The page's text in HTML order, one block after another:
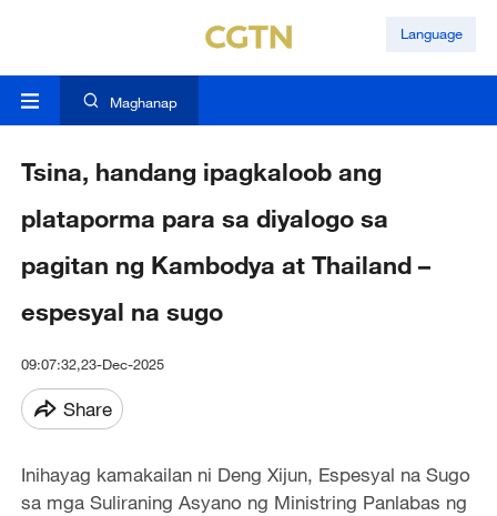
Language
Maghanap
Tsina, handang ipagkaloob ang
plataporma para sa diyalogo sa
pagitan ng Kambodya at Thailand –
espesyal na sugo
09:07:32,23-Dec-2025
Share
Inihayag kamakailan ni Deng Xijun, Espesyal na Sugo
sa mga Suliraning Asyano ng Ministring Panlabas ng